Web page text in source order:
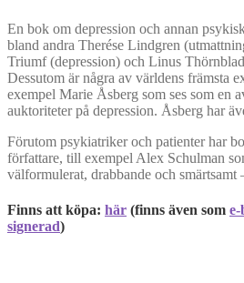
En bok om depression och annan
bland andra Therése Lindgren
Triumf (depression) och Linus
Dessutom är några av världens främsta
exempel Marie Åsberg som ses som en
auktoriteter på depression. Åsberg har
Förutom psykiatriker och patienter har
författare, till exempel Alex Schulman
välformulerat, drabbande och smärtsamt
Finns att köpa: här (finns även som
signerad)